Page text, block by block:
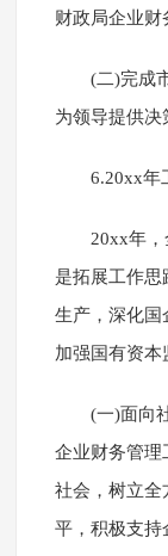
财政局企业财
(二)完成
为领导提供决
6.20xx年
20xx年
是拓展工作思
生产，深化国
加强国有资本
(一)面向
企业财务管理
社会，树立全
平，积极支持